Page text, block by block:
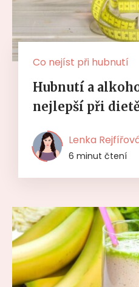
Co nejíst při hubnutí
Hubnutí a
nejlepší při
Lenka
6 minut čtení